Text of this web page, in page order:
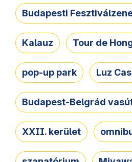
Budapesti
Kalauz Tour de
pop-up park Luz
Budapest-Belgrád
XXII. kerület